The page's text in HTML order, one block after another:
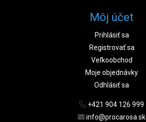
Môj účet
Prihlásiť sa
Registrovať sa
Veľkoobchod
Moje objednávky
Odhlásiť sa
+421 904 126 999
info@procarosa.sk